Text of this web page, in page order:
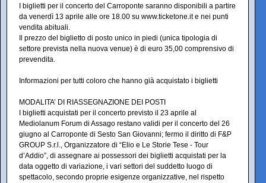
I biglietti per il concerto del Carroponte saranno disponibili a partire
da venerdì 13 aprile alle ore 18.00 su www.ticketone.it e nei punti
vendita abituali.
Il prezzo del biglietto di posto unico in piedi (unica tipologia di
settore prevista nella nuova venue) è di euro 35,00 comprensivo di
prevendita.
Informazioni per tutti coloro che hanno già acquistato i biglietti
MODALITA’ DI RIASSEGNAZIONE DEI POSTI
I biglietti acquistati per il concerto previsto il 23 aprile al
Mediolanum Forum di Assago restano validi per il concerto del 26
giugno al Carroponte di Sesto San Giovanni; fermo il diritto di F&P
GROUP S.r.l., Organizzatore di “Elio e Le Storie Tese - Tour
d’Addio”, di assegnare ai possessori dei biglietti acquistati per la
data oggetto di variazione, i vari settori del suddetto luogo di
spettacolo, secondo proprie esigenze organizzative, nel rispetto